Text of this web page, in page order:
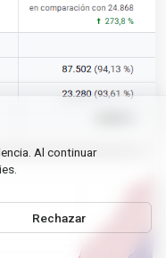
Al continuar
Rechazar